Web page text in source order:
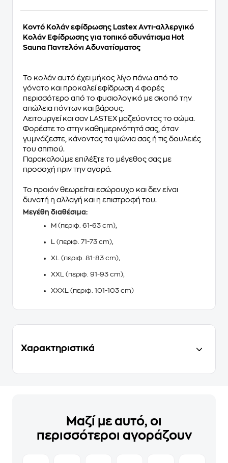
Κοντό Κολάν εφίδρωσης ​Lastex Αντι-αλλεργικό
Κολάν Εφίδρωσης για τοπικό αδυνάτισμα Hot
Sauna Παντελόνι Αδυνατίσματος
Το κολάν αυτό έχει μήκος λίγο πάνω από το
γόνατο και προκαλεί εφίδρωση 4 φορές
περισσότερο από το φυσιολογικό με σκοπό την
απώλεια πόντων και βάρους.
Λειτουργεί και σαν LASTEX μαζεύοντας το σώμα.
Φορέστε το στην καθημερινότητά σας, όταν
γυμνάζεστε, κάνοντας τα ψώνια σας ή τις δουλειές
του σπιτιού.
Παρακαλούμε επιλέξτε το μέγεθος σας με
προσοχή πριν την αγορά.
Το προιόν θεωρείται εσώρουχο και δεν είναι
δυνατή η αλλαγή και η επιστροφή του.
Μεγέθη διαθέσιμα:
M (περιφ. 61-63 cm),
L (περιφ. 71-73 cm),
XL (περιφ. 81-83 cm),
XXL (περιφ. 91-93 cm),
XXXL (περιφ. 101-103 cm)
Χαρακτηριστικά
Μαζί με αυτό, οι
περισσότεροι αγοράζουν